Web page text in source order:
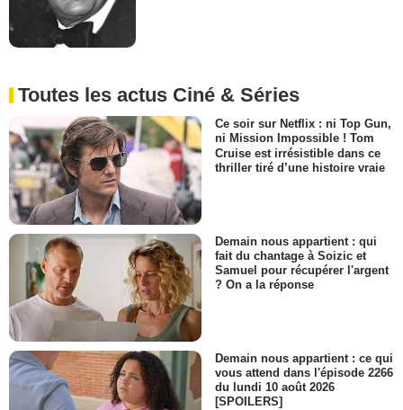
Toutes les actus Ciné & Séries
Ce soir sur Netflix : ni Top Gun,
ni Mission Impossible ! Tom
Cruise est irrésistible dans ce
thriller tiré d’une histoire vraie
Demain nous appartient : qui
fait du chantage à Soizic et
Samuel pour récupérer l'argent
? On a la réponse
Demain nous appartient : ce qui
vous attend dans l'épisode 2266
du lundi 10 août 2026
[SPOILERS]